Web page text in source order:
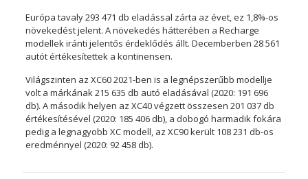
Európa tavaly 293 471 db eladással zárta az évet, ez 1,8%-os
növekedést jelent. A növekedés hátterében a Recharge
modellek iránti jelentős érdeklődés állt. Decemberben 28 561
autót értékesítettek a kontinensen.
Világszinten az XC60 2021-ben is a legnépszerűbb modellje
volt a márkának 215 635 db autó eladásával (2020: 191 696
db). A második helyen az XC40 végzett összesen 201 037 db
értékesítésével (2020: 185 406 db), a dobogó harmadik fokára
pedig a legnagyobb XC modell, az XC90 került 108 231 db-os
eredménnyel (2020: 92 458 db).